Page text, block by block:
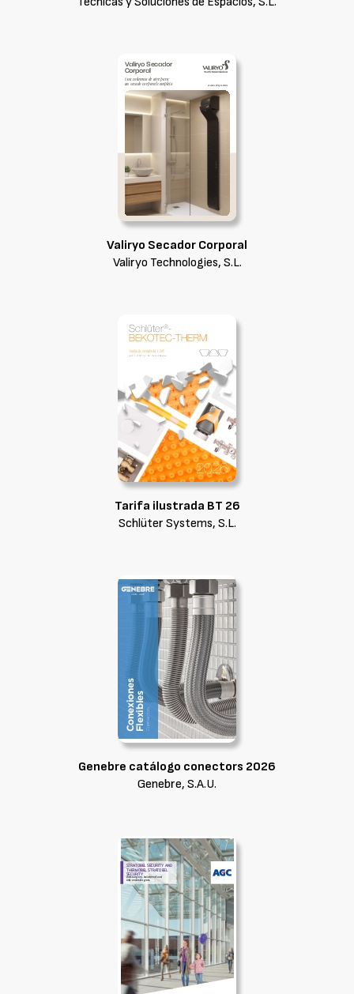
Valiryo Secador Corporal
Valiryo Technologies, S.L.
Tarifa ilustrada BT 26
Schlüter Systems, S.L.
Genebre catálogo conectors 2026
Genebre, S.A.U.